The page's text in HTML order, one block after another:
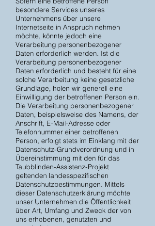
besondere Services unseres
Unternehmens über unsere
Internetseite in Anspruch nehmen
möchte, könnte jedoch eine
Verarbeitung personenbezogener
Daten erforderlich werden. Ist die
Verarbeitung personenbezogener
Daten erforderlich und besteht für eine
solche Verarbeitung keine gesetzliche
Grundlage, holen wir generell eine
Einwilligung der betroffenen Person ein.
Die Verarbeitung personenbezogener
Daten, beispielsweise des Namens, der
Anschrift, E-Mail-Adresse oder
Telefonnummer einer betroffenen
Person, erfolgt stets im Einklang mit der
Datenschutz-Grundverordnung und in
Übereinstimmung mit den für das
Taubblinden-Assistenz-Projekt
geltenden landesspezifischen
Datenschutzbestimmungen. Mittels
dieser Datenschutzerklärung möchte
unser Unternehmen die Öffentlichkeit
über Art, Umfang und Zweck der von
uns erhobenen, genutzten und